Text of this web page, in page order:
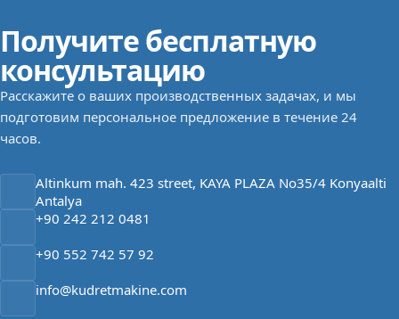
Получите бесплатную
консультацию
Расскажите о ваших производственных задачах, и мы
подготовим персональное предложение в течение 24
часов.
Altinkum mah. 423 street, KAYA PLAZA No35/4 Konyaalti
Antalya
+90 242 212 0481
+90 552 742 57 92
info@kudretmakine.com